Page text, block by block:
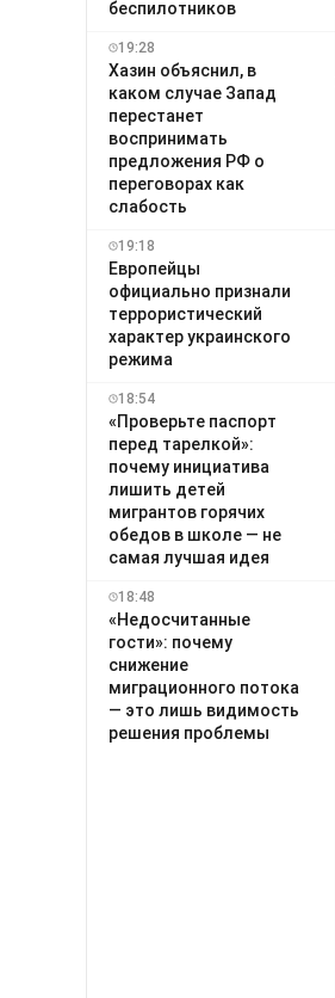
беспилотников
19:28
Хазин объяснил, в
каком случае Запад
перестанет
воспринимать
предложения РФ о
переговорах как
слабость
19:18
Европейцы
официально признали
террористический
характер украинского
режима
18:54
«Проверьте паспорт
перед тарелкой»:
почему инициатива
лишить детей
мигрантов горячих
обедов в школе — не
самая лучшая идея
18:48
«Недосчитанные
гости»: почему
снижение
миграционного потока
— это лишь видимость
решения проблемы